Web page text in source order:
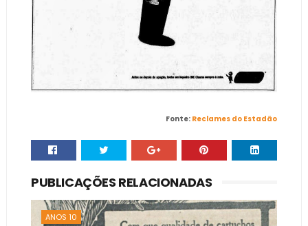
Fonte: Reclames do Estadão
PUBLICAÇÕES RELACIONADAS
ANOS 10